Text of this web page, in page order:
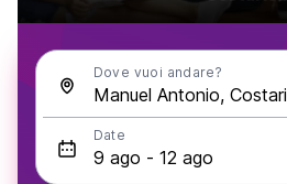
Dove vuoi andare?
Date